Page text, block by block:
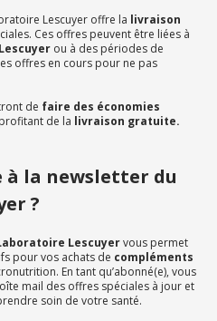
Lescuyer offre la livraison
Ces offres peuvent être liées à
ou à des périodes de
offres en cours pour ne pas
de faire des économies
de la livraison gratuite.
à la newsletter du
?
Lescuyervous permet
pour vos achats de compléments
En tant qu’abonné(e), vous
mail des offres spéciales à jour et
soin de votre santé.